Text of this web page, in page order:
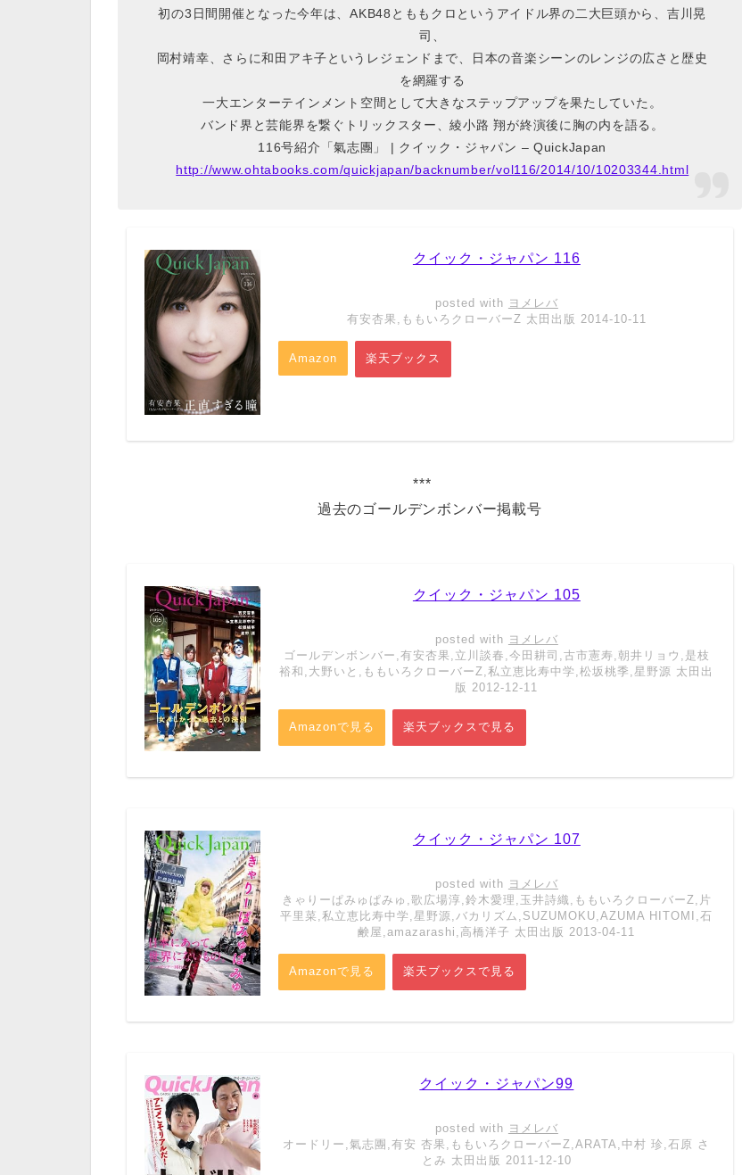
初の3日間開催となった今年は、AKB48とももクロというアイドル界の二大巨頭から、吉川晃
司、
岡村靖幸、さらに和田アキ子というレジェンドまで、日本の音楽シーンのレンジの広さと歴史
を網羅する
一大エンターテインメント空間として大きなステップアップを果たしていた。
バンド界と芸能界を繋ぐトリックスター、綾小路 翔が終演後に胸の内を語る。
116号紹介「氣志團」 | クイック・ジャパン – QuickJapan
http://www.ohtabooks.com/quickjapan/backnumber/vol116/2014/10/10203344.html
クイック・ジャパン 116
posted with ヨメレバ
有安杏果,ももいろクローバーZ 太田出版 2014-10-11
Amazon 楽天ブックス
***
過去のゴールデンボンバー掲載号
クイック・ジャパン 105
posted with ヨメレバ
ゴールデンボンバー,有安杏果,立川談春,今田耕司,古市憲寿,朝井リョウ,是枝
裕和,大野いと,ももいろクローバーZ,私立恵比寿中学,松坂桃季,星野源 太田出
版 2012-12-11
Amazonで見る 楽天ブックスで見る
クイック・ジャパン 107
posted with ヨメレバ
きゃりーぱみゅぱみゅ,歌広場淳,鈴木愛理,玉井詩織,ももいろクローバーZ,片
平里菜,私立恵比寿中学,星野源,バカリズム,SUZUMOKU,AZUMA HITOMI,石
鹸屋,amazarashi,高橋洋子 太田出版 2013-04-11
Amazonで見る 楽天ブックスで見る
クイック・ジャパン99
posted with ヨメレバ
オードリー,氣志團,有安 杏果,ももいろクローバーZ,ARATA,中村 珍,石原 さ
とみ 太田出版 2011-12-10